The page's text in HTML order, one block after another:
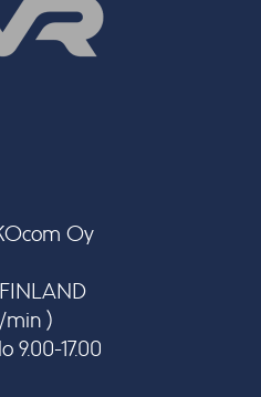
Oy
min )
9.00-17.00